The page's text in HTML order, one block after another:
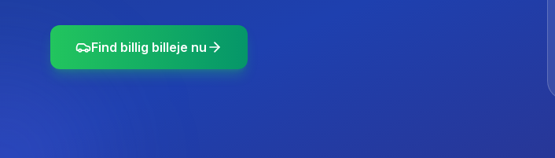
Find billig billeje nu